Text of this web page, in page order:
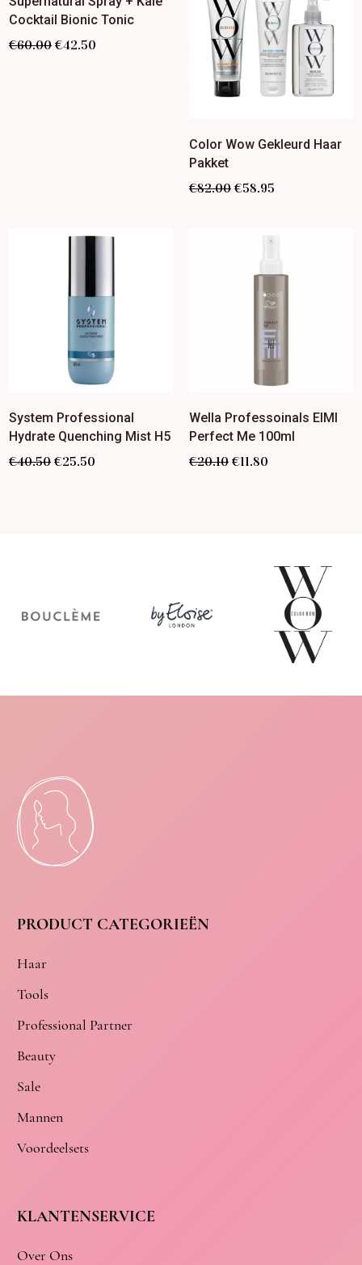
Cocktail Bionic Tonic
€60.00 €42.50
Color Wow Gekleurd Haar
Pakket
€82.00 €58.95
System Professional
Hydrate Quenching Mist H5
€40.50 €25.50
Wella Professoinals EIMI
Perfect Me 100ml
€20.10 €11.80
PRODUCT CATEGORIEËN
Haar
Tools
Professional Partner
Beauty
Sale
Mannen
Voordeelsets
KLANTENSERVICE
Over Ons